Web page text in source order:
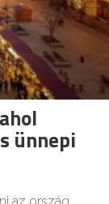
ünnepi